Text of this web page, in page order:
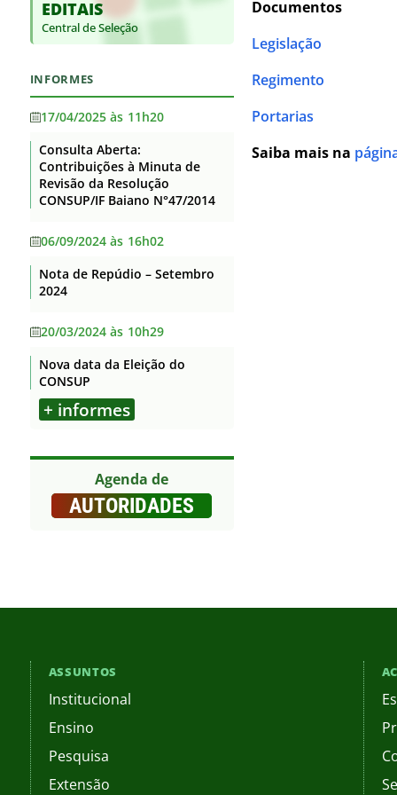
Supervisão
Itaberaba
Senhor do Bonfim
Serrinha
Teixeira de Freitas
Valença
Xique-Xique
Base jurídica da estrutura
organizacional e das
ocupantes
Telefones, endereços e e-mails
cargos
Agenda de Autoridades
Horário de atendimento
Currículos dos principais cargos
Revisão e Consolidação dos
Atos Normativos – Decreto
Auditorias
Convênios e Transferências
Receitas e Despesas
Fundação de Apoio
Informações Classificadas
Cidadão – SIC
Perguntas Frequentes
Lei Geral de Proteção de Dados
Flexibilização de Jornada de
Trabalho TAE
Outros
EDITAIS
Central de Seleção
INFORMES
17/04/2025 às 11h20
Consulta Aberta:
Contribuições à Minuta de
Revisão da Resolução
CONSUP/IF Baiano N°47/2014
06/09/2024 às 16h02
Nota de Repúdio – Setembro
2024
20/03/2024 às 10h29
Nova data da Eleição do
CONSUP
+ informes
Agenda de
AUTORIDADES
Documentos
Legislação
Regimento
Portarias
Saiba mais na
ASSUNTOS
Institucional
Ensino
Pesquisa
Extensão